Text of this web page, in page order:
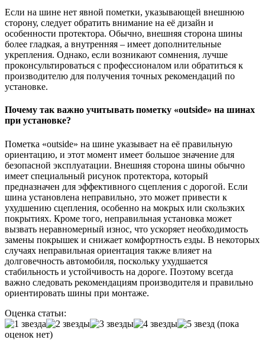
Если на шине нет явной пометки, указывающей внешнюю
сторону, следует обратить внимание на её дизайн и
особенности протектора. Обычно, внешняя сторона шины
более гладкая, а внутренняя – имеет дополнительные
укрепления. Однако, если возникают сомнения, лучше
проконсультироваться с профессионалом или обратиться к
производителю для получения точных рекомендаций по
установке.
Почему так важно учитывать пометку «outside» на шинах
при установке?
Пометка «outside» на шине указывает на её правильную
ориентацию, и этот момент имеет большое значение для
безопасной эксплуатации. Внешняя сторона шины обычно
имеет специальный рисунок протектора, который
предназначен для эффективного сцепления с дорогой. Если
шина установлена неправильно, это может привести к
ухудшению сцепления, особенно на мокрых или скользких
покрытиях. Кроме того, неправильная установка может
вызвать неравномерный износ, что ускоряет необходимость
замены покрышек и снижает комфортность езды. В некоторых
случаях неправильная ориентация также влияет на
долговечность автомобиля, поскольку ухудшается
стабильность и устойчивость на дороге. Поэтому всегда
важно следовать рекомендациям производителя и правильно
ориентировать шины при монтаже.
Оценка статьи:
(пока
оценок нет)